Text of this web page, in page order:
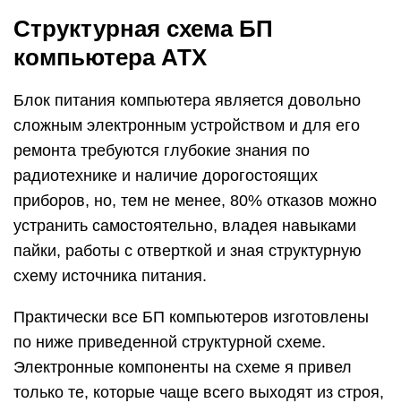
Структурная схема БП
компьютера АТХ
Блок питания компьютера является довольно
сложным электронным устройством и для его
ремонта требуются глубокие знания по
радиотехнике и наличие дорогостоящих
приборов, но, тем не менее, 80% отказов можно
устранить самостоятельно, владея навыками
пайки, работы с отверткой и зная структурную
схему источника питания.
Практически все БП компьютеров изготовлены
по ниже приведенной структурной схеме.
Электронные компоненты на схеме я привел
только те, которые чаще всего выходят из строя,